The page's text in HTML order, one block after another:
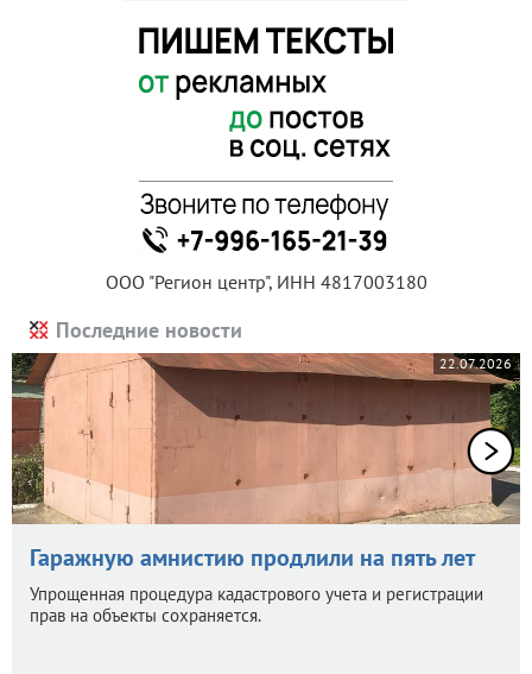
ООО "Регион центр", ИНН 4817003180
Последние новости
22.07.2026
Гаражную амнистию продлили на пять лет
Упрощенная процедура кадастрового учета и регистрации
прав на объекты сохраняется.